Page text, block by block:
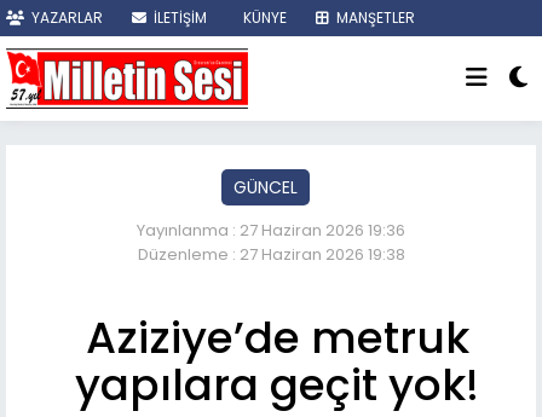
YAZARLAR İLETİŞİM KÜNYE
MANŞETLER
SON DAKİKA
GÜNCEL
Yayınlanma : 27 Haziran 2026 19:36
Düzenleme : 27 Haziran 2026 19:38
Aziziye’de metruk
yapılara geçit yok!